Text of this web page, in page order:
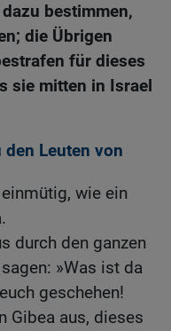
bestimmen,
die Übrigen
für dieses
sie mitten in Israel
den Leuten von
wie ein
durch den ganzen
»Was ist da
geschehen!
Gibea aus, dieses